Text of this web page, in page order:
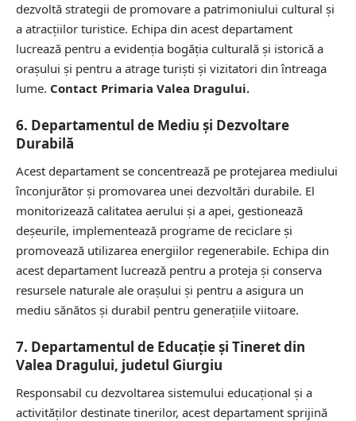
dezvoltă strategii de promovare a patrimoniului cultural și
a atracțiilor turistice. Echipa din acest departament
lucrează pentru a evidenția bogăția culturală și istorică a
orașului și pentru a atrage turiști și vizitatori din întreaga
lume. Contact Primaria Valea Dragului.
6. Departamentul de Mediu și Dezvoltare
Durabilă
Acest departament se concentrează pe protejarea mediului
înconjurător și promovarea unei dezvoltări durabile. El
monitorizează calitatea aerului și a apei, gestionează
deșeurile, implementează programe de reciclare și
promovează utilizarea energiilor regenerabile. Echipa din
acest departament lucrează pentru a proteja și conserva
resursele naturale ale orașului și pentru a asigura un
mediu sănătos și durabil pentru generațiile viitoare.
7. Departamentul de Educație și Tineret din
Valea Dragului, judetul Giurgiu
Responsabil cu dezvoltarea sistemului educațional și a
activităților destinate tinerilor, acest departament sprijină